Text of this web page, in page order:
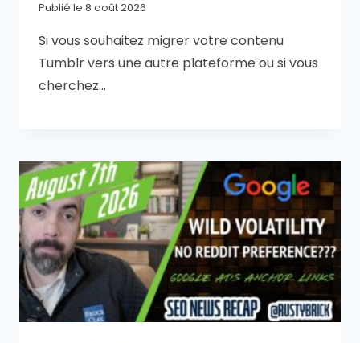
Publié le 8 août 2026
Si vous souhaitez migrer votre contenu
Tumblr vers une autre plateforme ou si vous
cherchez…